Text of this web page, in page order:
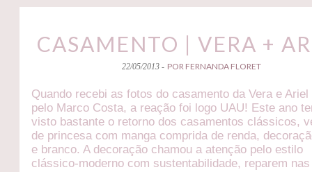
CASAMENTO | VERA +
22/05/2013 - POR FERNANDA FLORET
Quando recebi as fotos do casamento da Vera e
pelo Marco Costa, a reação foi logo UAU! Este ano
visto bastante o retorno dos casamentos clássicos,
de princesa com manga comprida de renda,
e branco. A decoração chamou a atenção pelo estilo
clássico-moderno com sustentabilidade, reparem